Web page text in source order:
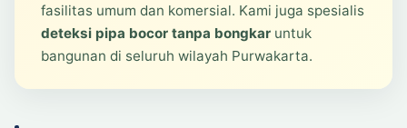
fasilitas umum dan komersial. Kami juga spesialis
deteksi pipa bocor tanpa bongkaruntuk
bangunan di seluruh wilayah Purwakarta.